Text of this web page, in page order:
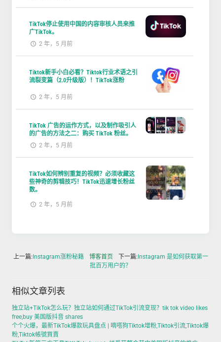
TikTok停止使用中国的内容审核人员来推
广TikTok。
2 年，5 月前
Tiktok新手小白必看？Tiktok行业术语之引
流裂变篇（2.0升级版）！TikTok涨粉
2 年，5 月前
TikTok 广告的运作方式，以及制作吸引人
的广告的方法之二：购买 TikTok 粉丝。
2 年，5 月前
TikTok如何辨别重复的视频？必须收藏这
些神奇的剪辑技巧！TikTok迅速增长粉丝
数。
2 年，5 月前
上一篇: Instagram涨粉秘籍 博客首页 下一篇: Instagram 是如何获取第一
批百万用户的？
相似文章列表
独立站+TikTok怎么玩？独立站如何通过TikTok引流变现？tik tok video likes
free,buy 美国版抖音 shares
个个火爆，最新TikTok爆款玩具盘点 | 嘀嗒狗Tiktok增粉,Tiktok引流,Tiktok爆
粉,Tiktok帳號買賣